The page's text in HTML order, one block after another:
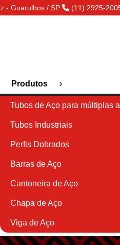
- Guarulhos / SP (11) 2925-
Produtos ›
Tubos de Aço para múltiplas
Tubos Industriais
Perfis Dobrados
Barras de Aço
Cantoneira de Aço
Chapa de Aço
Viga de Aço